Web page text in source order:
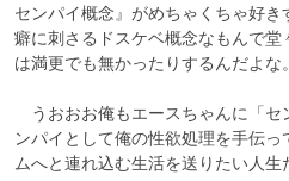
センパイ概念』がめちゃくちゃ好
癖に刺さるドスケベ概念なもんで
は満更でも無かったりするんだよな
うおおお俺もエースちゃんに「セ
ンパイとして俺の性欲処理を手伝
ムへと連れ込む生活を送りたい人生